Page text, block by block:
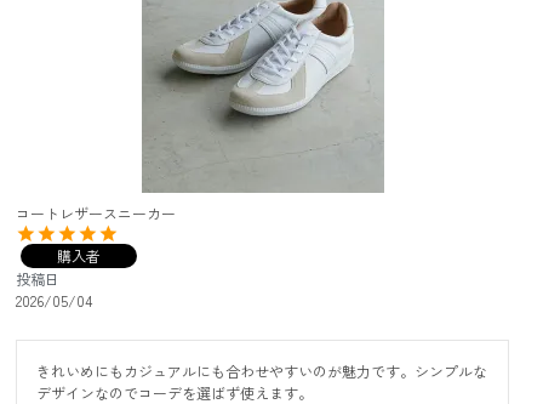
コートレザースニーカー
購入者
投稿日
2026/05/04
きれいめにもカジュアルにも合わせやすいのが魅力です。シンプルな
デザインなのでコーデを選ばず使えます。